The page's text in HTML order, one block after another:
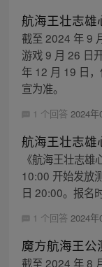
航海王壮志雄
截至 2024 年 9
游戏 9 月 26 日
年 12 月 19 日
宣为准。
1 个回答 2024
航海王壮志雄
《航海王壮志
10:00 开始发放
日 20:00。报名
1 个回答 2024
魔方航海王公
截至 2024 年 8